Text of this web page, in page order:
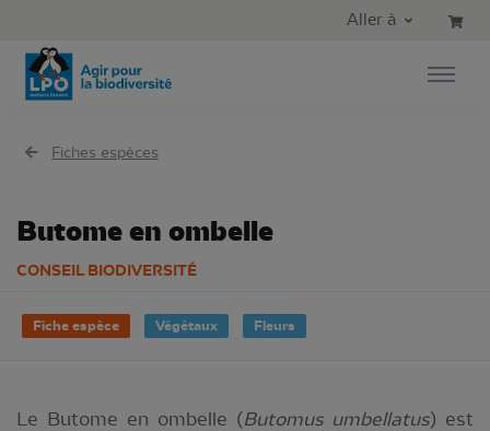
Aller au menu principal
Aller à
Fiches espèces
Butome en ombelle
CONSEIL BIODIVERSITÉ
Fiche espèce Végétaux Fleurs
Le Butome en ombelle (Butomus umbellatus) est